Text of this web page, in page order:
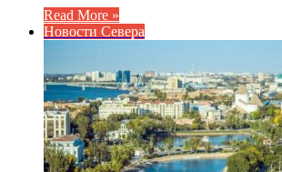
Read More »
Новости Севера